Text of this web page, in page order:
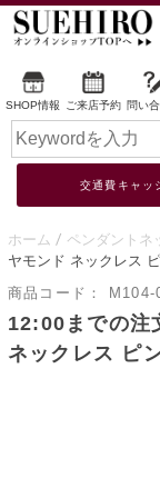
SHOP情報 ご来店予約 問い
交通費キャッ
ホーム ペンダントネ
ヤモンド ネックレス
商品コード：
M104-
12:00までの注
ネックレス ピ